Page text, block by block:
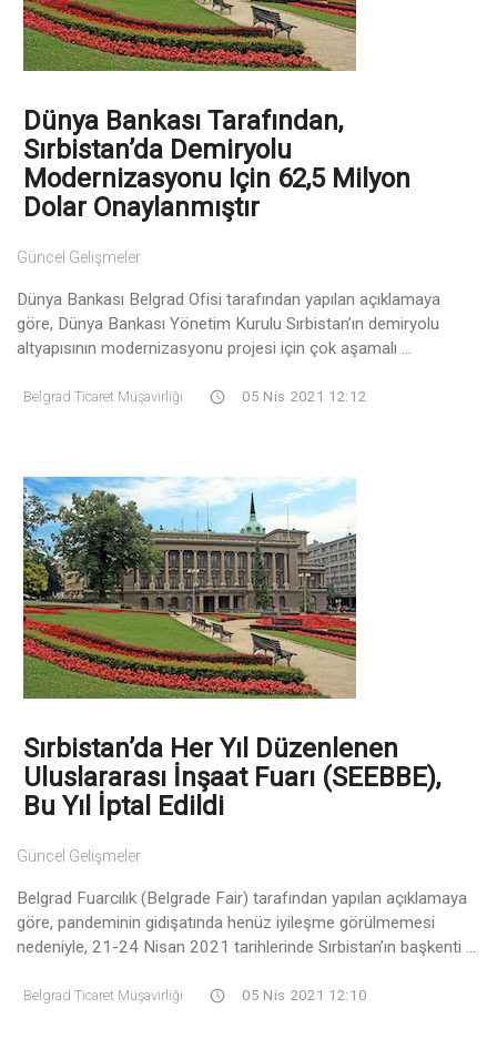
Dünya Bankası Tarafından,
Sırbistan’da Demiryolu
Modernizasyonu Için 62,5 Milyon
Dolar Onaylanmıştır
Güncel Gelişmeler
Dünya Bankası Belgrad Ofisi tarafından yapılan açıklamaya
göre, Dünya Bankası Yönetim Kurulu Sırbistan’ın demiryolu
altyapısının modernizasyonu projesi için çok aşamalı ...
Belgrad Ticaret Müşavirliği 05 Nis 2021 12:12
Sırbistan’da Her Yıl Düzenlenen
Uluslararası İnşaat Fuarı (SEEBBE),
Bu Yıl İptal Edildi
Güncel Gelişmeler
Belgrad Fuarcılık (Belgrade Fair) tarafından yapılan açıklamaya
göre, pandeminin gidişatında henüz iyileşme görülmemesi
nedeniyle, 21-24 Nisan 2021 tarihlerinde Sırbistan’ın başkenti ...
Belgrad Ticaret Müşavirliği 05 Nis 2021 12:10